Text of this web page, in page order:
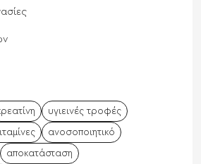
υγιεινές τροφές
ανοσοποιητικό
αποκατάσταση